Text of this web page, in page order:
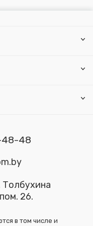
48-48
26.
в том числе и